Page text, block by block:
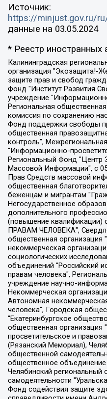
Источник:
https://minjust.gov.ru/
данные на 03.05.2024
* Реестр иностранных
Калининградская региональная общественная организация "Экозащита!-Женсовет", Фонд содействия защите прав и свобод граждан "Общественный вердикт", Фонд "Институт Развития Свободы Информации", Частное учреждение "Информационное агентство МЕМО. РУ", Региональная общественная организация "Общественная комиссия по сохранению наследия академика Сахарова", Фонд поддержки свободы прессы, Санкт-Петербургская общественная правозащитная организация "Гражданский контроль", Межрегиональная общественная организация "Информационно-просветительский центр "Мемориал", Региональный Фонд "Центр Защиты Прав Средств Массовой Информации", с 05.12.2023 Фонд "Центр Защиты Прав Средств массовой информации", Региональная общественная благотворительная организация помощи беженцам и мигрантам "Гражданское содействие", Негосударственное образовательное учреждение дополнительного профессионального образования (повышение квалификации) специалистов "АКАДЕМИЯ ПО ПРАВАМ ЧЕЛОВЕКА", Свердловская региональная общественная организация "Сутяжник", Автономная некоммерческая организация "Центр независимых социологических исследований", Союз общественных объединений "Российский исследовательский центр по правам человека", Региональное общественное учреждение научно-информационный центр "МЕМОРИАЛ", Некоммерческая организация "Фонд защиты гласности", Автономная некоммерческая организация "Институт прав человека", Городская общественная организация "Екатеринбургское общество "МЕМОРИАЛ", Городская общественная организация "Рязанское историко-просветительское и правозащитное общество "Мемориал" (Рязанский Мемориал), Челябинский региональный орган общественной самодеятельности – женское общественное объединение "Женщины Евразии", Челябинский региональный орган общественной самодеятельности "Уральская правозащитная группа", Фонд содействия защите здоровья и социальной справедливости имени Андрея Рылькова, Автономная Некоммерческая Организация "Аналитический Центр Юрия Левады", Автономная некоммерческая организация социальной поддержки населения "Проект Апрель", Региональная общественная организация помощи женщинам и детям, находящимся в кризисной ситуации "Информационно-методический центр "Анна", Фонд содействия развитию массовых коммуникаций и правовому просвещению "Так-так-Так", Фонд содействия устойчивому развитию "Серебряная тайга", Свердловский региональный общественный фонд социальных проектов "Новое время", "Idel.Реалии", Кавказ.Реалии, Крым.Реалии, Телеканал Настоящее Время, Татаро-башкирская служба Радио Свобода (Azatliq Radiosi), Радио Свободная Европа/Радио Свобода (PCE/PC), "Сибирь.Реалии", "Фактограф", Благотворительный фонд помощи осужденным и их семьям, Автономная некоммерческая организация "Институт глобализации и социальных движений", Фонд "В защиту прав заключенных", Частное учреждение "Центр поддержки и содействия развитию средств массовой информации", Пензенский региональный общественный благотворительный фонд "Гражданский союз", "Север.Реалии", Некоммерческая организация Фонд "Правовая инициатива", Общество с ограниченной ответственностью "Радио Свободная Европа/Радио Свобода", Чешское информационное агентство "MEDIUM-ORIENT", Красноярская региональная общественная организация "Мы против СПИДа", Камалягин Денис Николаевич, Маркелов Сергей Евгеньевич, Пономарев Лев Александрович, Савицкая Людмила Алексеевна, Автономная некоммерческая организация "Центр по работе с проблемой насилия "НАСИЛИЮ.НЕТ", Межрегиональный профессиональный союз работников здравоохранения "Альянс врачей", Юридическое лицо, зарегистрированное в Латвийской Республике, SIA "Medusa Project" (регистрационный номер 40103797863, дата регистрации 10.06.2014), Некоммерческая организация "Фонд по борьбе с коррупцией", Автономная некоммерческая организация "Институт права и публичной политики", Баданин Роман Сергеевич, Гликин Максим Александрович, Железнова Мария Михайловна, Лукьянова Юлия Сергеевна, Маетная Елизавета Витальевна, Маняхин Петр Борисович, Чуракова Ольга Владимировна, Ярош Юлия Петровна, Юридическое лицо "The Insider SIA", зарегистрированное в Риге, Латвийская Республика (дата регистрации 26.06.2015), являющееся администратором доменного имени интернет-издания "The Insider SIA", https://theins.ru, Постернак Алексей Евгеньевич, Рубин Михаил Аркадьевич, Анин Роман Александрович, Юридическое лицо Istories fonds, зарегистрированное в Латвийской Республике (регистрационный номер 50008295751, дата регистрации 24.02.2020), Великовский Дмитрий Александрович, Долинина Ирина Николаевна, Мароховская Алеся Алексеевна, Шлейнов Роман Юрьевич, Шмагун Олеся Валентиновна, Общество с ограниченной ответственностью "Альтаир 2021", Общество с ограниченной ответственностью "Вега 2021", Общество с ограниченной ответственностью "Главный редактор 2021", Общество с ограниченной ответственностью "Ромашки монолит", Важенков Артем Валерьевич, Ивановская областная общественная организация "Центр гендерных исследований", Гурман Юрий Альбертович, Медиапроект "ОВД-Инфо", Егоров Владимир Владимирович, Жилинский Владимир Александрович, Общество с ограниченной ответственностью "ЗП", Иванова София Юрьевна, Карезина Инна Павловна, Кильтау Екатерина Викторовна, Петров Алексей Викторович, Пискунов Сергей Евгеньевич, Смирнов Сергей Сергеевич, Тихонов Михаил Сергеевич, Общество с ограниченной ответственностью "ЖУРНАЛИСТ-ИНОСТРАННЫЙ АГЕНТ", Арапова Галина Юрьевна, Вольтская Татьяна Анатольевна, Американская компания "Mason G.E.S. Anonymous Foundation" (США), являющаяся владельцем интернет-издания https://mnews.world/, Компания "Stichting Bellingcat", зарегистрированная в Нидерландах (дата регистрации 11.07.2018), Захаров Андрей Вячеславович, Клепиковская Екатерина Дмитриевна, Общество с ограниченной ответственностью "МЕМО", Перл Роман Александрович, Симонов Евгений Алексеевич, Соловьева Елена Анатольевна, Сотников Даниил Владимирович, Сурначева Елизавета Дмитриевна, Автономная некоммерческая организация по защите прав человека и информированию населения "Якутия – Наше Мнение", Общество с ограниченной